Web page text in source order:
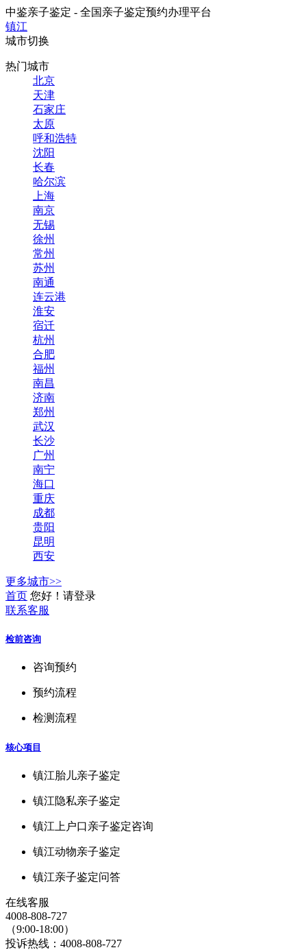
中鉴亲子鉴定 - 全国亲子鉴定预约办理平台
镇江
城市切换
热门城市
北京
天津
石家庄
太原
呼和浩特
沈阳
长春
哈尔滨
上海
南京
无锡
徐州
常州
苏州
南通
连云港
淮安
宿迁
杭州
合肥
福州
南昌
济南
郑州
武汉
长沙
广州
南宁
海口
重庆
成都
贵阳
昆明
西安
更多城市>>
首页 您好！请登录
联系客服
检前咨询
咨询预约
预约流程
检测流程
核心项目
镇江胎儿亲子鉴定
镇江隐私亲子鉴定
镇江上户口亲子鉴定咨询
镇江动物亲子鉴定
镇江亲子鉴定问答
在线客服
4008-808-727
（9:00-18:00）
投诉热线：4008-808-727